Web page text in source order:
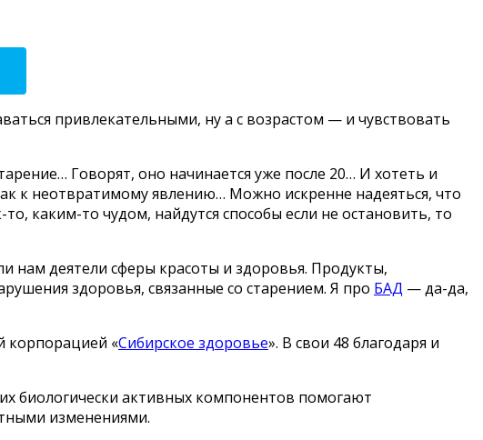
привлекательными, ну а с возрастом — и чувствовать
Говорят, оно начинается уже после 20… И хотеть и
к неотвратимому явлению… Можно искренне надеяться, что
каким-то чудом, найдутся способы если не остановить, то
нам деятели сферы красоты и здоровья. Продукты,
здоровья, связанные со старением. Я про БАД — да-да,
корпорацией «Сибирское здоровье». В свои 48 благодаря и
биологически активных компонентов помогают
изменениями.